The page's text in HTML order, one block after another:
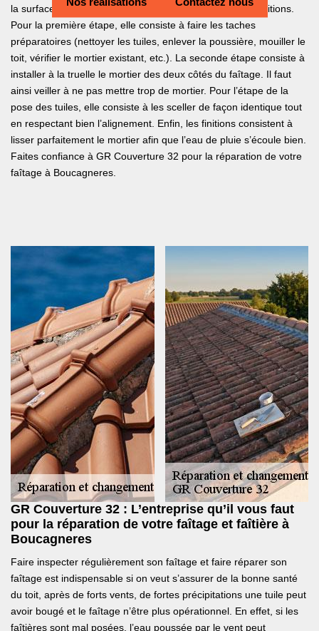
la surface, poser le mortier, poser les tuiles et faire les finitions.
Pour la première étape, elle consiste à faire les taches
préparatoires (nettoyer les tuiles, enlever la poussière, mouiller le
toit, vérifier le mortier existant, etc.). La seconde étape consiste à
installer à la truelle le mortier des deux côtés du faîtage. Il faut
ainsi veiller à ne pas mettre trop de mortier. Pour l’étape de la
pose des tuiles, elle consiste à les sceller de façon identique tout
en respectant bien l’alignement. Enfin, les finitions consistent à
lisser parfaitement le mortier afin que l’eau de pluie s’écoule bien.
Faites confiance à GR Couverture 32 pour la réparation de votre
faîtage à Boucagneres.
GR Couverture 32 : L’entreprise qu’il vous faut
pour la réparation de votre faîtage et faîtière à
Boucagneres
Faire inspecter régulièrement son faîtage et faire réparer son
faîtage est indispensable si on veut s’assurer de la bonne santé
du toit, après de forts vents, de fortes précipitations une tuile peut
avoir bougé et le faîtage n’être plus opérationnel. En effet, si les
faîtières sont mal posées, l’eau poussée par le vent peut